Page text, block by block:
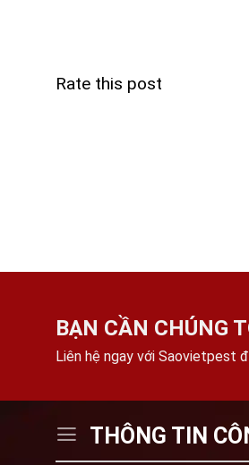
Rate this post
BẠN CẦN CHÚNG
Liên hệ ngay với Saovietpest
THÔNG TIN